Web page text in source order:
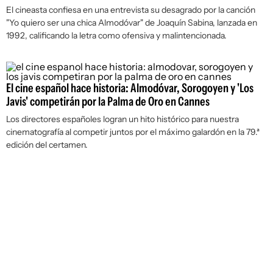
El cineasta confiesa en una entrevista su desagrado por la canción
"Yo quiero ser una chica Almodóvar" de Joaquín Sabina, lanzada en
1992, calificando la letra como ofensiva y malintencionada.
El cine español hace historia: Almodóvar, Sorogoyen y 'Los
Javis' competirán por la Palma de Oro en Cannes
Los directores españoles logran un hito histórico para nuestra
cinematografía al competir juntos por el máximo galardón en la 79.ª
edición del certamen.